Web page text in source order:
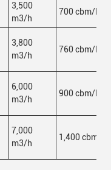
3,500
m3/h
700 cbm/h
3,800
m3/h
760 cbm/h
6,000
m3/h
900 cbm/h
7,000
m3/h
1,400 cbm/h